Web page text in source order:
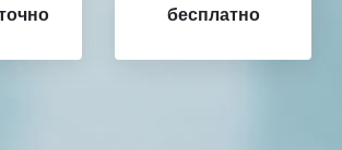
бесплатно